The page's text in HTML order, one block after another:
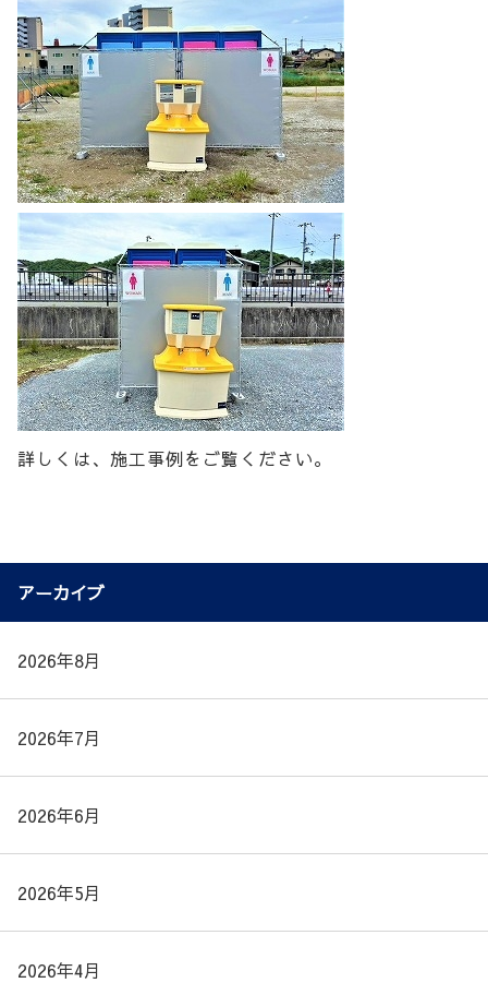
詳しくは、施工事例をご覧ください。
アーカイブ
2026年8月
2026年7月
2026年6月
2026年5月
2026年4月